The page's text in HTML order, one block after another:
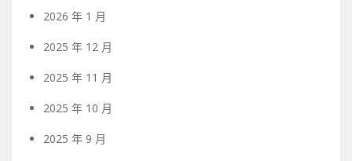
2026 年 1 月
2025 年 12 月
2025 年 11 月
2025 年 10 月
2025 年 9 月